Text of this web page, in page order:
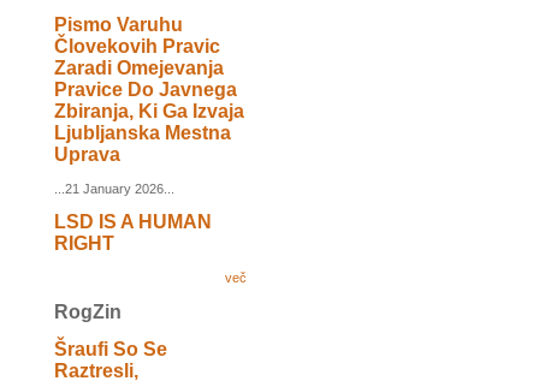
Pismo Varuhu
Človekovih Pravic
Zaradi Omejevanja
Pravice Do Javnega
Zbiranja, Ki Ga Izvaja
Ljubljanska Mestna
Uprava
...21 January 2026...
LSD IS A HUMAN
RIGHT
več
RogZin
Šraufi So Se
Raztresli,